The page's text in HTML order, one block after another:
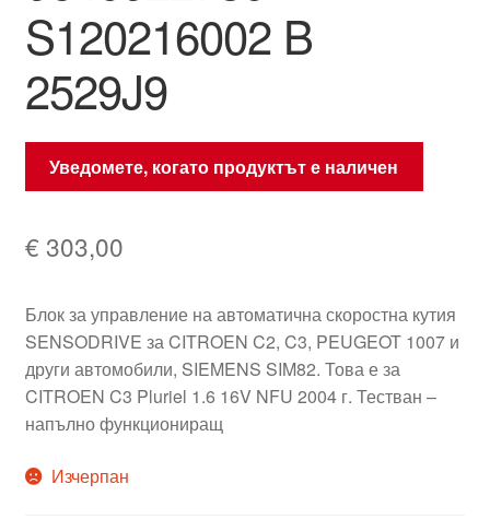
S120216002 B
2529J9
Уведомете, когато продуктът е наличен
€ 303,00
Блок за управление на автоматична скоростна кутия
SENSODRIVE за CITROEN C2, C3, PEUGEOT 1007 и
други автомобили, SIEMENS SIM82. Това е за
CITROEN C3 Pluriel 1.6 16V NFU 2004 г. Тестван –
напълно функциониращ
Изчерпан